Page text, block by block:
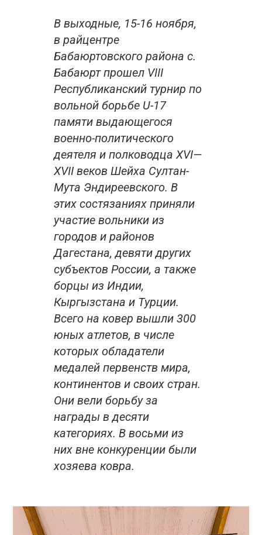
В выходные, 15-16 ноября,
в райцентре
Бабаюртовского района с.
Бабаюрт прошел VIII
Республиканский турнир по
вольной борьбе U-17
памяти выдающегося
военно-политического
деятеля и полководца XVI—
XVII веков Шейха Султан-
Мута Эндиреевского. В
этих состязаниях приняли
участие вольники из
городов и районов
Дагестана, девяти других
субъектов России, а также
борцы из Индии,
Кыргызстана и Турции.
Всего на ковер вышли 300
юных атлетов, в числе
которых обладатели
медалей первенств мира,
континентов и своих стран.
Они вели борьбу за
награды в десяти
категориях. В восьми из
них вне конкуренции были
хозяева ковра.